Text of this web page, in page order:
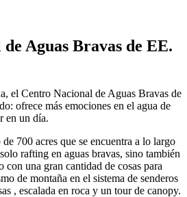
Aguas Bravas de EE.
el Centro Nacional de Aguas Bravas de
ofrece más emociones en el agua de
en un día.
700 acres que se encuentra a lo largo
rafting en aguas bravas, sino también
una gran cantidad de cosas para
de montaña en el sistema de senderos
, escalada en roca y un tour de canopy.